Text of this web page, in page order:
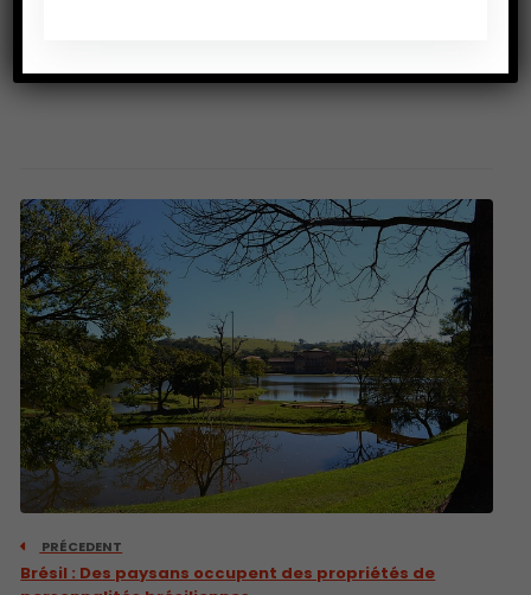
PRÉCEDENT
Brésil : Des paysans occupent des propriétés de